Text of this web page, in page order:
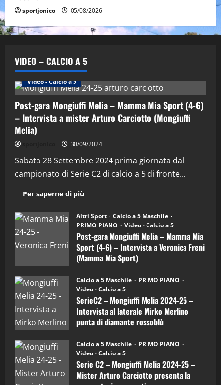
sportjonico 05/08/2026
VIDEO – CALCIO A 5
Altri Sport Calcio a 5 Maschile
Video - Calcio a 5
Post-gara Mongiuffi Melia – Mamma Mia Sport (4-6)
– Intervista a mister Arturo Carciotto (Mongiuffi
Melia)
30/09/2024
Sabato 28 Settembre 2024 prima giornata dal
campionato di Serie C2 di calcio a 5 di fronte...
Per saperne di più
informazioni
Post-
gara
Mongiuffi
Melia
–
Mamma
Mia
Sport
6)
–
Intervista
a
mister
Arturo
Carciotto
(Mongiuffi
Altri Sport
Calcio a 5 Maschile
PRIMO PIANO
Video - Calcio a 5
Post-gara Mongiuffi Melia – Mamma Mia
Sport (4-6) – Intervista a Veronica Freni
(Mamma Mia Sport)
Calcio a 5 Maschile
PRIMO PIANO
Video - Calcio a 5
SerieC2 – Mongiuffi Melia 2024-25 –
Intervista al laterale Mirko Merlino
punta di diamante rossoblù
Calcio a 5 Maschile
PRIMO PIANO
Video - Calcio a 5
Serie C2 – Mongiuffi Melia 2024-25 –
Mister Arturo Carciotto presenta la
2
“SportEmpire” in Podcast: 29^ Puntata
(Martedi 28 Aprile 2026)
28/04/2026
3
"SportEmpire" in Podcast
“SportEmpire” in Podcast: 28^ Puntata
(Martedi 21 Aprile 2026)
21/04/2026
“SportEmpire” in Podcast: 27^ Puntata
(Martedi 14 Aprile 2026)
15/04/2026
5
“SportEmpire” in Podcast: 26^ Puntata
(Martedi 07 Aprile 2026)
08/04/2026